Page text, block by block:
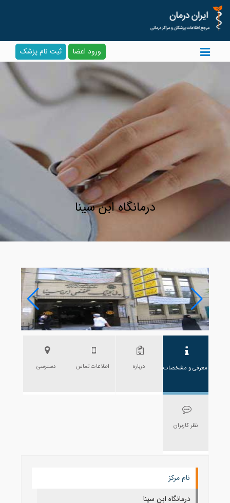
ورود اعضا ثبت نام پزشک
درمانگاه ابن سینا
معرفی و مشخصات درباره اطلاعات تماس دسترسی
نظر کاربران
نام مرکز
درمانگاه ابن سینا